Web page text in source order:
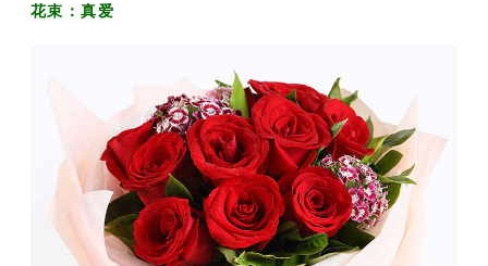
花束：真爱